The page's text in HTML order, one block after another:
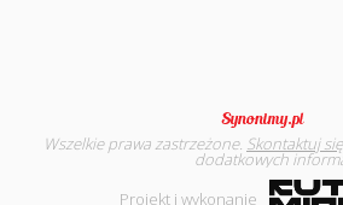
Wszelkie prawa zastrzeżone. Skontaktuj się
dodatkowych
Projekt i wykonanie